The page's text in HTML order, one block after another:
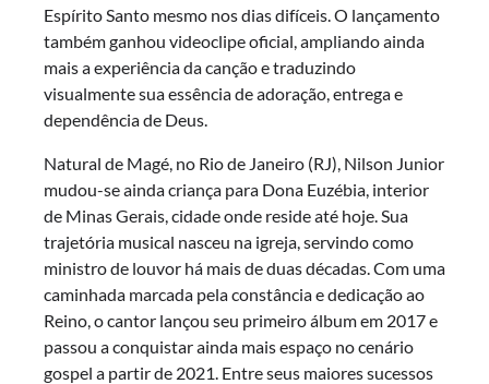
Espírito Santo mesmo nos dias difíceis. O lançamento
também ganhou videoclipe oficial, ampliando ainda
mais a experiência da canção e traduzindo
visualmente sua essência de adoração, entrega e
dependência de Deus.
Natural de Magé, no Rio de Janeiro (RJ), Nilson Junior
mudou-se ainda criança para Dona Euzébia, interior
de Minas Gerais, cidade onde reside até hoje. Sua
trajetória musical nasceu na igreja, servindo como
ministro de louvor há mais de duas décadas. Com uma
caminhada marcada pela constância e dedicação ao
Reino, o cantor lançou seu primeiro álbum em 2017 e
passou a conquistar ainda mais espaço no cenário
gospel a partir de 2021. Entre seus maiores sucessos